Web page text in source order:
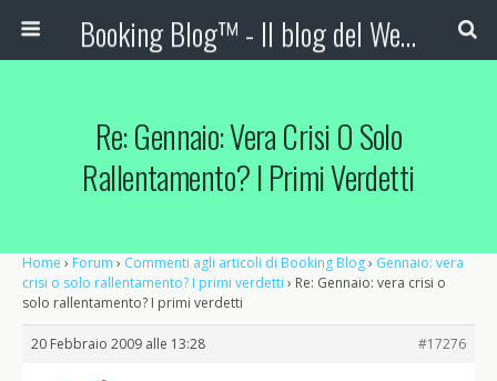
Booking Blog™ - Il blog del Web Marketing Turistico
Re: Gennaio: Vera Crisi O Solo
Rallentamento? I Primi Verdetti
Home › Forum › Commenti agli articoli di Booking Blog› Gennaio: vera
crisi o solo rallentamento? I primi verdetti › Re: Gennaio: vera crisi o
solo rallentamento? I primi verdetti
20 Febbraio 2009 alle 13:28 #17276